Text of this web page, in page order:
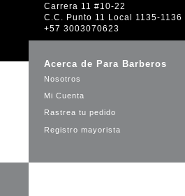
Carrera 11 #10-22
C.C. Punto 11 Local 1135-1136
+57 3003070623
Acerca de Para Barberos
Nosotros
Mi Cuenta
Rastrea tu pedido
Registro mayorista